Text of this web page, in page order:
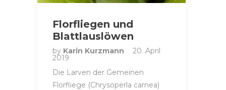
Florfliegen und
Blattlauslöwen
by Karin Kurzmann 20. April
2019
Die Larven der Gemeinen
Florfliege (Chrysoperla carnea)